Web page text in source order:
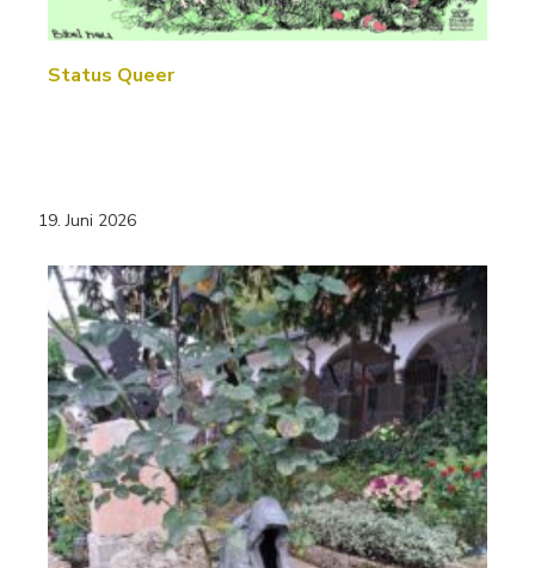
Status Queer
19. Juni 2026